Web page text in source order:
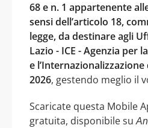
68 e n. 1 appartenente
sensi dell’articolo 18,
legge, da destinare agli
Lazio - ICE - Agenzia per
e
2026, gestendo meglio il
Scaricate questa Mobile
gratuita, disponibile su